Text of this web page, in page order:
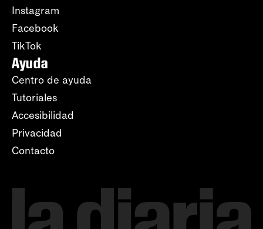
Instagram
Facebook
TikTok
Ayuda
Centro de ayuda
Tutoriales
Accesibilidad
Privacidad
Contacto